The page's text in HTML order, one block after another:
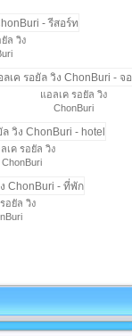
ล วิง
แอลเค รอยัล วิง
ChonBuri
เค รอยัล วิง
ChonBuri
อยัล วิง